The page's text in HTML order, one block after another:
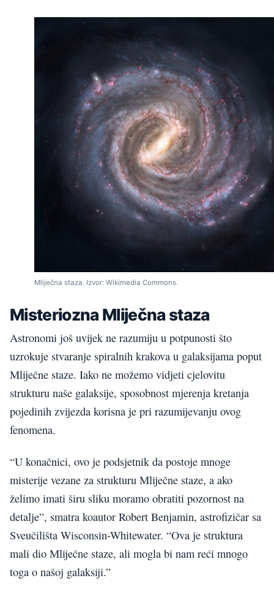
Mliječna staza. Izvor: Wikimedia Commons.
Misteriozna Mliječna staza
Astronomi još uvijek ne razumiju u potpunosti što
uzrokuje stvaranje spiralnih krakova u galaksijama poput
Mliječne staze. Iako ne možemo vidjeti cjelovitu
strukturu naše galaksije, sposobnost mjerenja kretanja
pojedinih zvijezda korisna je pri razumijevanju ovog
fenomena.
“U konačnici, ovo je podsjetnik da postoje mnoge
misterije vezane za strukturu Mliječne staze, a ako
želimo imati širu sliku moramo obratiti pozornost na
detalje”, smatra koautor Robert Benjamin, astrofizičar sa
Sveučilišta Wisconsin-Whitewater. “Ova je struktura
mali dio Mliječne staze, ali mogla bi nam reći mnogo
toga o našoj galaksiji.”